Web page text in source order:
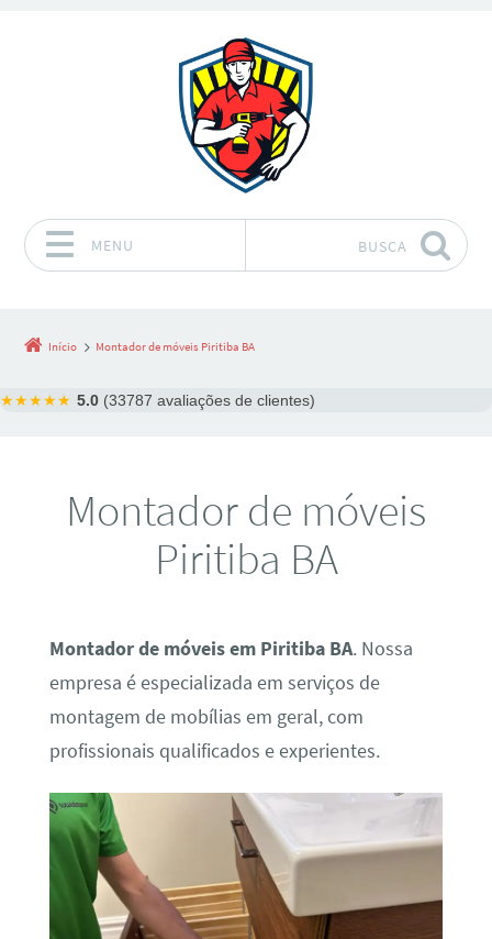
MENU BUSCA
Início Montador de móveis Piritiba BA
★★★★★ 5.0 (33787 avaliações de clientes)
Montador de móveis
Piritiba BA
Montador de móveis em Piritiba BA. Nossa
empresa é especializada em serviços de
montagem de mobílias em geral, com
profissionais qualificados e experientes.